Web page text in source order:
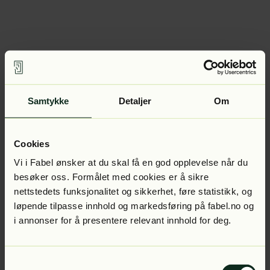
Samtykke Detaljer Om
Cookies
Vi i Fabel ønsker at du skal få en god opplevelse når du
besøker oss. Formålet med cookies er å sikre
nettstedets funksjonalitet og sikkerhet, føre statistikk, og
løpende tilpasse innhold og markedsføring på fabel.no og
i annonser for å presentere relevant innhold for deg.